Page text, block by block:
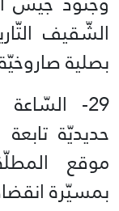
الشّقيف
بصلية
حديديّة
موقع
بمسيّرة